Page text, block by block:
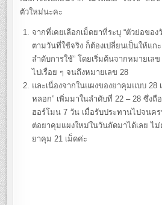
ตัวใหม่นะคะ
จากที่เคยเลือกเม็ดยาที่ระบุ “ตัวย่อของ
ตามวันที่ใช้จริง ก็ต้องเปลี่ยนเป็นให้แกะ
ลำดับการใช้” โดยเริ่มต้นจากหมายเล
ไปเรื่อย ๆ จนถึงหมายเลข 28
และเนื่องจากในแผงของยาคุมแบบ 28
หลอก” เพิ่มมาในลำดับที่ 22 – 28 ซึ่งถื
ฮอร์โมน 7 วัน เมื่อรับประทานไปจนค
ต่อยาคุมแผงใหม่ในวันถัดมาได้เลย ไม่
ยาคุม 21 เม็ดค่ะ